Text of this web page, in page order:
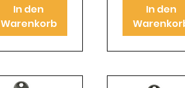
In den
Warenkorb
In den